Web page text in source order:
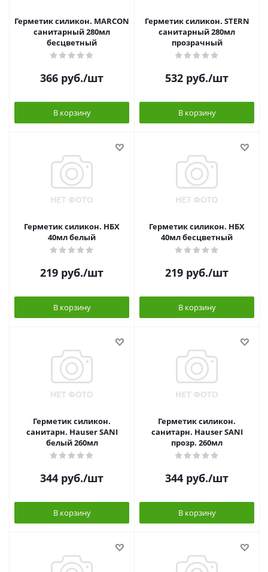
Герметик силикон. MARCON
санитарный 280мл
бесцветный
366 руб./шт
В корзину
Герметик силикон. STERN
санитарный 280мл
прозрачный
532 руб./шт
В корзину
Герметик силикон. НБХ
40мл белый
219 руб./шт
В корзину
Герметик силикон. НБХ
40мл бесцветный
219 руб./шт
В корзину
Герметик силикон.
санитарн. Hauser SANI
белый 260мл
344 руб./шт
В корзину
Герметик силикон.
санитарн. Hauser SANI
прозр. 260мл
344 руб./шт
В корзину